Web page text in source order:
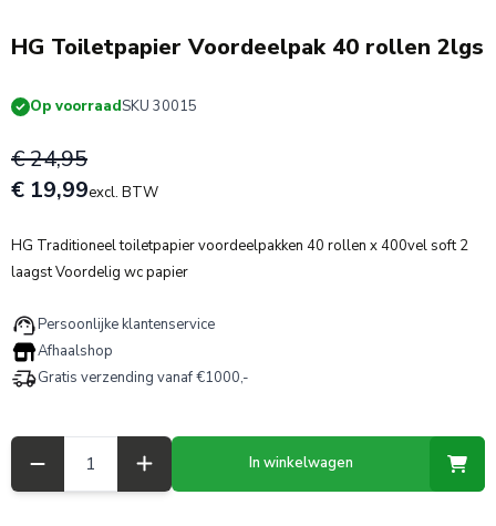
HG Toiletpapier Voordeelpak 40 rollen 2lgs
Op voorraadSKU 30015
€ 24,95
€ 19,99excl. BTW
HG Traditioneel toiletpapier voordeelpakken 40 rollen x 400vel soft 2
laagst Voordelig wc papier
Persoonlijke klantenservice
Afhaalshop
Gratis verzending vanaf €1000,-
In winkelwagen